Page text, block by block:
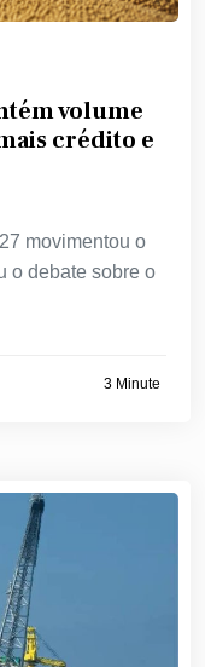
volume
crédito e
movimentou o
o debate sobre o
3 Minute